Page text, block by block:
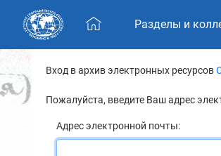
Skip navigation
Разделы и
Вход в архив электронных ресурсов
Пожалуйста, введите Ваш адрес
Адрес электронной почты: